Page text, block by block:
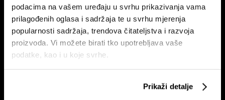
podacima na vašem uređaju u svrhu prikazivanja vama
prilagođenih oglasa i sadržaja te u svrhu mjerenja
popularnosti sadržaja, trendova čitateljstva i razvoja
proizvoda. Vi možete birati tko upotrebljava vaše
podatke, kao i u koje svrhe.
Prikupljati podatke o vašoj geografskoj lokaciji,
Prikaži detalje
Pretplati se na
newsletter
Ekonomija
Bloomberg Adria događanja